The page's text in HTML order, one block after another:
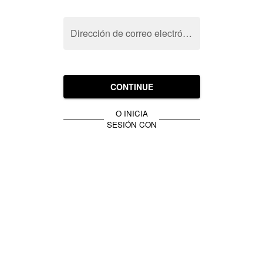
Dirección de correo electrónico
CONTINUE
O INICIA
SESIÓN CON